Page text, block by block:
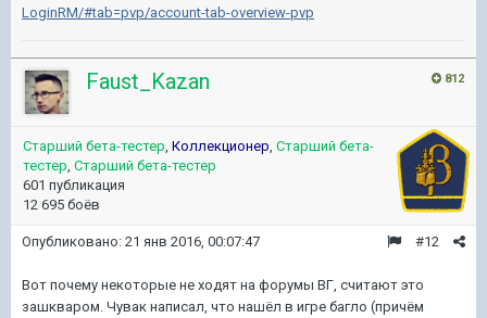
LoginRM/#tab=pvp/account-tab-overview-pvp
812
Faust_Kazan
Старший бета-тестер Коллекционер Старший бета-
тестер Старший бета-тестер
601 публикация
12 695 боёв
#12
Опубликовано: 21 янв 2016, 00:07:47
Вот почему некоторые не ходят на форумы ВГ, считают это
зашкваром. Чувак написал, что нашёл в игре багло (причём